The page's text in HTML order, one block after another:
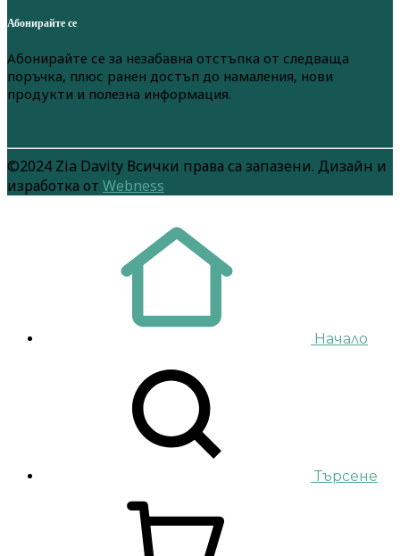
Абонирайте се
Абонирайте се за незабавна отстъпка от следваща
поръчка, плюс ранен достъп до намаления, нови
продукти и полезна информация.
©2024 Zia Davity Всички права са запазени. Дизайн и
изработка от Webness
Начало
Търсене